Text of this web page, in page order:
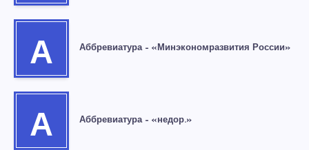
А Аббревиатура – «Минэкономразвития России»
А Аббревиатура – «недор.»